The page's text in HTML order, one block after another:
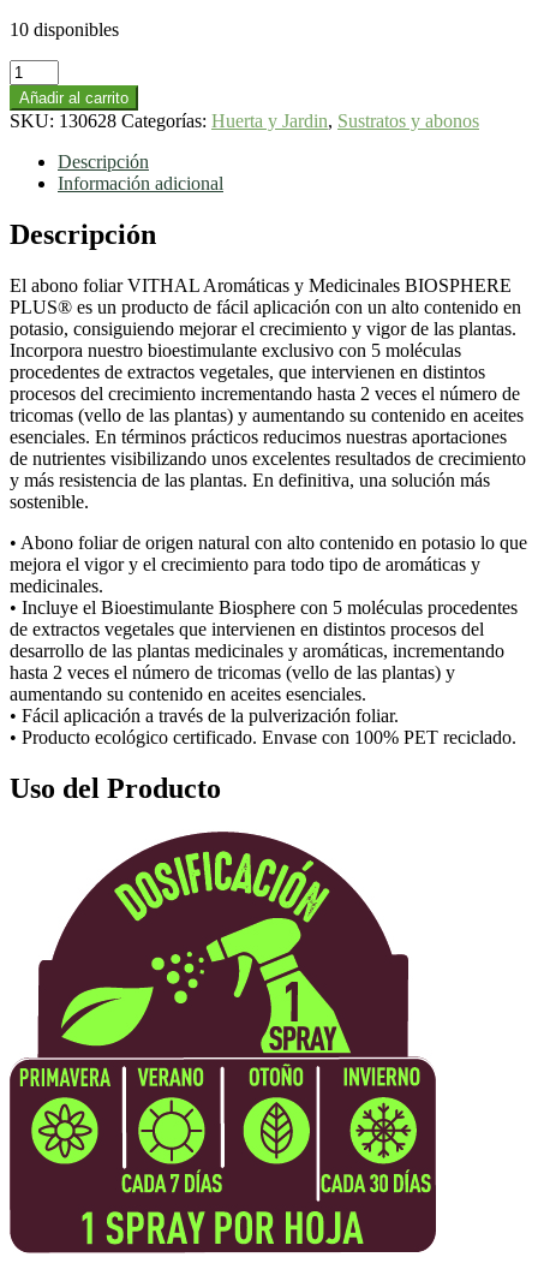
10 disponibles
Abono
Foliar
Aromaticas
y
Medicinales
cantidad
Añadir al carrito
SKU: 130628 Categorías: Huerta y Jardin, Sustratos y abonos
Descripción
Información adicional
Descripción
El abono foliar VITHAL Aromáticas y Medicinales BIOSPHERE
PLUS® es un producto de fácil aplicación con un alto contenido en
potasio, consiguiendo mejorar el crecimiento y vigor de las plantas.
Incorpora nuestro bioestimulante exclusivo con 5 moléculas
procedentes de extractos vegetales, que intervienen en distintos
procesos del crecimiento incrementando hasta 2 veces el número de
tricomas (vello de las plantas) y aumentando su contenido en aceites
esenciales. En términos prácticos reducimos nuestras aportaciones
de nutrientes visibilizando unos excelentes resultados de crecimiento
y más resistencia de las plantas. En definitiva, una solución más
sostenible.
• Abono foliar de origen natural con alto contenido en potasio lo que
mejora el vigor y el crecimiento para todo tipo de aromáticas y
medicinales.
• Incluye el Bioestimulante Biosphere con 5 moléculas procedentes
de extractos vegetales que intervienen en distintos procesos del
desarrollo de las plantas medicinales y aromáticas, incrementando
hasta 2 veces el número de tricomas (vello de las plantas) y
aumentando su contenido en aceites esenciales.
• Fácil aplicación a través de la pulverización foliar.
• Producto ecológico certificado. Envase con 100% PET reciclado.
Uso del Producto